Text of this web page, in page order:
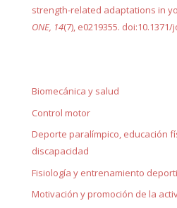
strength-related adaptations in
ONE, 14(7), e0219355.
Biomecánica y salud
Control motor
Deporte paralímpico, educación
discapacidad
Fisiología y entrenamiento
Motivación y promoción de la